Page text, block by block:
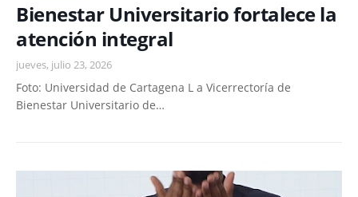
Bienestar Universitario fortalece la
atención integral
jueves, julio 23, 2026
Foto: Universidad de Cartagena L a Vicerrectoría de
Bienestar Universitario de…